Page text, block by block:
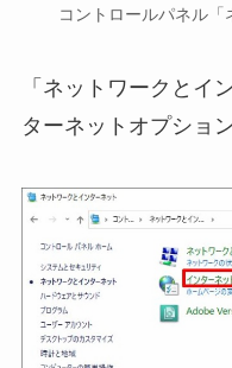
コントロールパネル「
「ネットワークとイ
ターネットオプショ